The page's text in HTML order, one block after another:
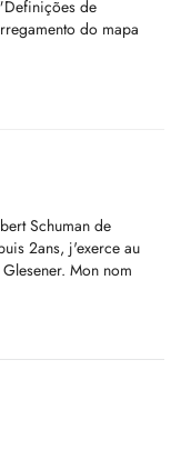
de
do mapa
Schuman de
2ans, j'exerce au
Mon nom
Robert Schuman in
work at the Tribolet
My name is not